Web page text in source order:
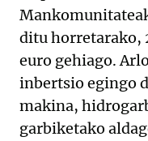
ditu horretarako,
euro gehiago.
inbertsio egingo
makina,
garbiketako